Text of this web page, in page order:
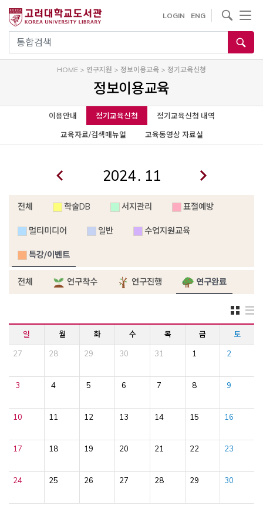
통합검색
LOGIN ENG
사이트내 검색
HOME > 연구지원 > 정보이용교육 > 정기교육신청
정보이용교육
이용안내 정기교육신청
정기교육신청 내역
교육자료/검색매뉴얼
교육동영상 자료실
.
전체 학술DB 서지관리 표절예방
멀티미디어 일반 수업지원교육
특강/이벤트
전체 연구착수 연구진행 연구완료
일 월 화 수 목 금 토
27 28 29 30 31 1 2
3 4 5 6 7 8 9
10 11 12 13 14 15 16
17 18 19 20 21 22 23
24 25 26 27 28 29 30